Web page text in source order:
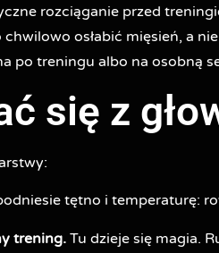
rozciąganie przed
osłabić mięsień, a
po treningu albo na osobną
się z
tętno i temperaturę:
trening. Tu dzieje się magia.